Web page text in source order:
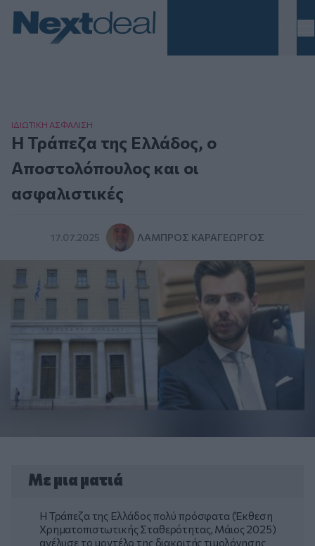
ΙΔΙΩΤΙΚΗ ΑΣΦAΛΙΣΗ
Η Τράπεζα της Ελλάδος, ο
Αποστολόπουλος και οι
ασφαλιστικές
17.07.2025 ΛΆΜΠΡΟΣ ΚΑΡΑΓΕΏΡΓΟΣ
Με μια ματιά
Η Τράπεζα της Ελλάδος πολύ πρόσφατα (Έκθεση
Χρηματοπιστωτικής Σταθερότητας, Μάιος 2025)
ανέλυσε το μοντέλο της διακριτής τιμολόγησης